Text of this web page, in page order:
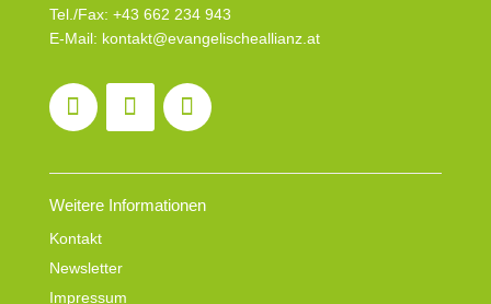
Tel./Fax: +43 662 234 943
E-Mail: kontakt@evangelischeallianz.at
Weitere Informationen
Kontakt
Newsletter
Impressum